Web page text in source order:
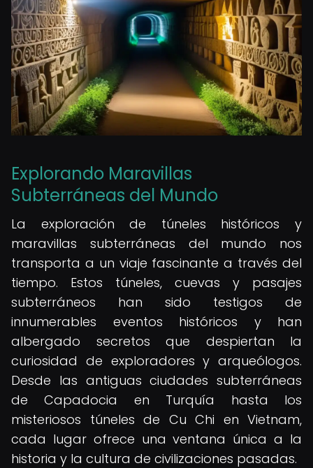
Explorando Maravillas
Subterráneas del Mundo
La exploración de túneles históricos y
maravillas subterráneas del mundo nos
transporta a un viaje fascinante a través del
tiempo. Estos túneles, cuevas y pasajes
subterráneos han sido testigos de
innumerables eventos históricos y han
albergado secretos que despiertan la
curiosidad de exploradores y arqueólogos.
Desde las antiguas ciudades subterráneas
de Capadocia en Turquía hasta los
misteriosos túneles de Cu Chi en Vietnam,
cada lugar ofrece una ventana única a la
historia y la cultura de civilizaciones pasadas.